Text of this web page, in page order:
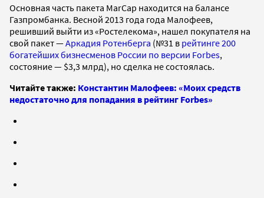
Основная часть пакета MarCap находится на балансе
Газпромбанка. Весной 2013 года года Малофеев,
решивший выйти из «Ростелекома», нашел покупателя на
свой пакет —Аркадия Ротенберга (№31 в рейтинге 200
богатейших бизнесменов России по версии Forbes,
состояние — $3,3 млрд), но сделка не состоялась.
Читайте также: Константин Малофеев: «Моих средств
недостаточно для попадания в рейтинг Forbes»